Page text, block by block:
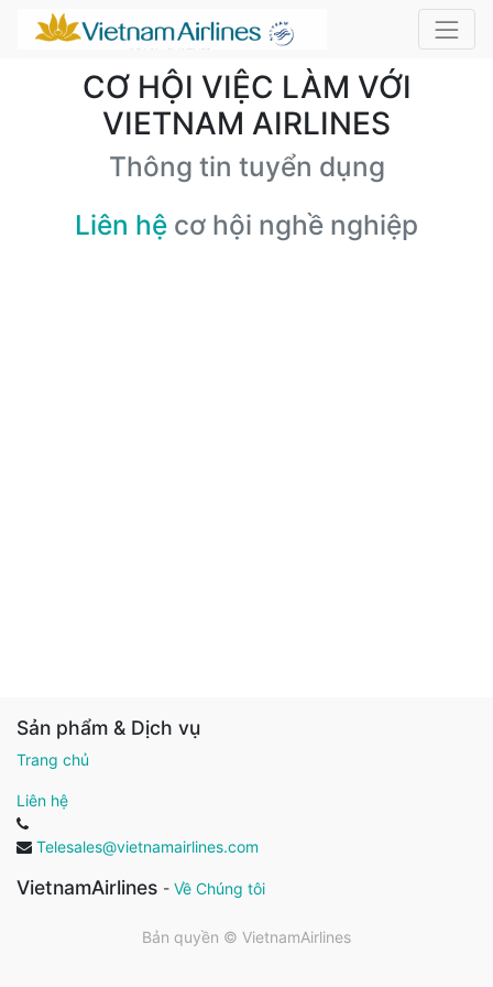
CƠ HỘI VIỆC LÀM VỚI
VIETNAM AIRLINES
Thông tin tuyển dụng
Liên hệ cơ hội nghề nghiệp
Sản phẩm & Dịch vụ
Trang chủ
Liên hệ
Telesales@vietnamairlines.com
VietnamAirlines - Về Chúng tôi
Bản quyền © VietnamAirlines